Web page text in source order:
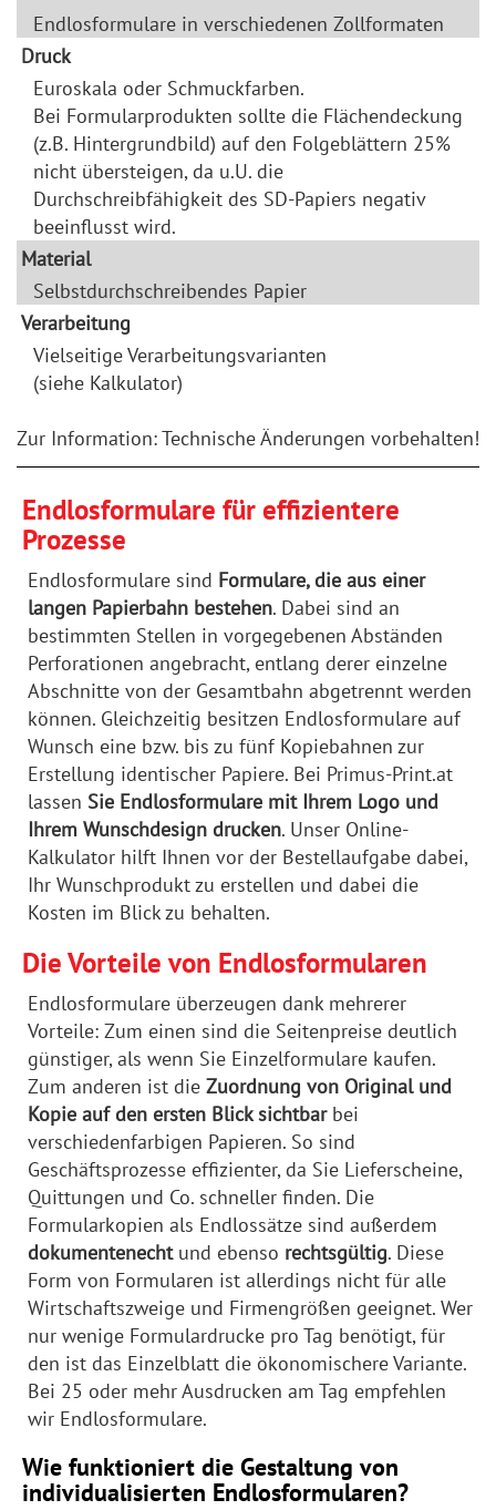
Endlosformulare in verschiedenen Zollformaten
Druck
Euroskala oder Schmuckfarben.
Bei Formularprodukten sollte die Flächendeckung
(z.B. Hintergrundbild) auf den Folgeblättern 25%
nicht übersteigen, da u.U. die
Durchschreibfähigkeit des SD-Papiers negativ
beeinflusst wird.
Material
Selbstdurchschreibendes Papier
Verarbeitung
Vielseitige Verarbeitungsvarianten
(siehe Kalkulator)
Zur Information: Technische Änderungen vorbehalten!
Endlosformulare für effizientere
Prozesse
Endlosformulare sind Formulare, die aus einer
langen Papierbahn bestehen. Dabei sind an
bestimmten Stellen in vorgegebenen Abständen
Perforationen angebracht, entlang derer einzelne
Abschnitte von der Gesamtbahn abgetrennt werden
können. Gleichzeitig besitzen Endlosformulare auf
Wunsch eine bzw. bis zu fünf Kopiebahnen zur
Erstellung identischer Papiere. Bei Primus-Print.at
lassen Sie Endlosformulare mit Ihrem Logo und
Ihrem Wunschdesign drucken. Unser Online-
Kalkulator hilft Ihnen vor der Bestellaufgabe dabei,
Ihr Wunschprodukt zu erstellen und dabei die
Kosten im Blick zu behalten.
Die Vorteile von Endlosformularen
Endlosformulare überzeugen dank mehrerer
Vorteile: Zum einen sind die Seitenpreise deutlich
günstiger, als wenn Sie Einzelformulare kaufen.
Zum anderen ist die Zuordnung von Original und
Kopie auf den ersten Blick sichtbarbei
verschiedenfarbigen Papieren. So sind
Geschäftsprozesse effizienter, da Sie Lieferscheine,
Quittungen und Co. schneller finden. Die
Formularkopien als Endlossätze sind außerdem
dokumentenechtund ebenso rechtsgültig. Diese
Form von Formularen ist allerdings nicht für alle
Wirtschaftszweige und Firmengrößen geeignet. Wer
nur wenige Formulardrucke pro Tag benötigt, für
den ist das Einzelblatt die ökonomischere Variante.
Bei 25 oder mehr Ausdrucken am Tag empfehlen
wir Endlosformulare.
Wie funktioniert die Gestaltung von
individualisierten Endlosformularen?